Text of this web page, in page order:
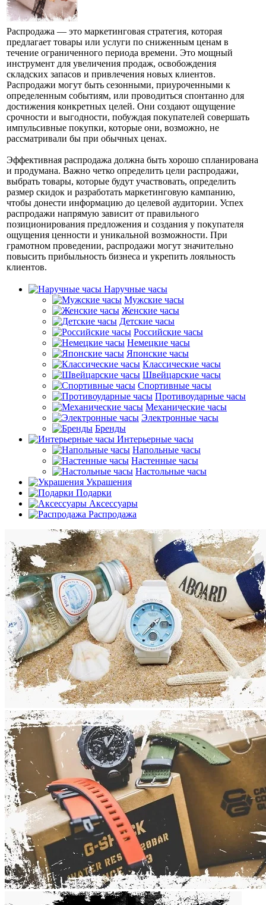
Распродажа — это маркетинговая стратегия, которая
предлагает товары или услуги по сниженным ценам в
течение ограниченного периода времени. Это мощный
инструмент для увеличения продаж, освобождения
складских запасов и привлечения новых клиентов.
Распродажи могут быть сезонными, приуроченными к
определенным событиям, или проводиться спонтанно для
достижения конкретных целей. Они создают ощущение
срочности и выгодности, побуждая покупателей совершать
импульсивные покупки, которые они, возможно, не
рассматривали бы при обычных ценах.
Эффективная распродажа должна быть хорошо спланирована
и продумана. Важно четко определить цели распродажи,
выбрать товары, которые будут участвовать, определить
размер скидок и разработать маркетинговую кампанию,
чтобы донести информацию до целевой аудитории. Успех
распродажи напрямую зависит от правильного
позиционирования предложения и создания у покупателя
ощущения ценности и уникальной возможности. При
грамотном проведении, распродажи могут значительно
повысить прибыльность бизнеса и укрепить лояльность
клиентов.
Наручные часы
Мужские часы
Женские часы
Детские часы
Российские часы
Немецкие часы
Японские часы
Классические часы
Швейцарские часы
Спортивные часы
Противоударные часы
Механические часы
Электронные часы
Бренды
Интерьерные часы
Напольные часы
Настенные часы
Настольные часы
Украшения
Подарки
Аксессуары
Распродажа